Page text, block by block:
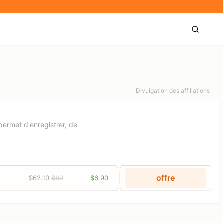
Divulgation des affiliations
d'enregistrer, de
$62.10$69 $6.90 offre